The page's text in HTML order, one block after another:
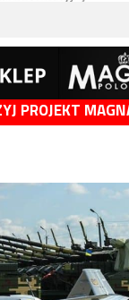
PROJEKT